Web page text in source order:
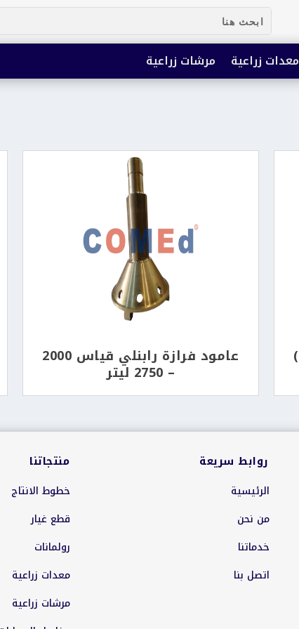
معدات زراعية مرشات زراعية
عامود فرازة رابنلي قياس 2000
– 2750 ليتر
روابط سريعة
الرئيسية
من نحن
خدماتنا
اتصل بنا
منتجاتنا
خطوط الانتاج
قطع غيار
رولمانات
معدات زراعية
مرشات زراعية